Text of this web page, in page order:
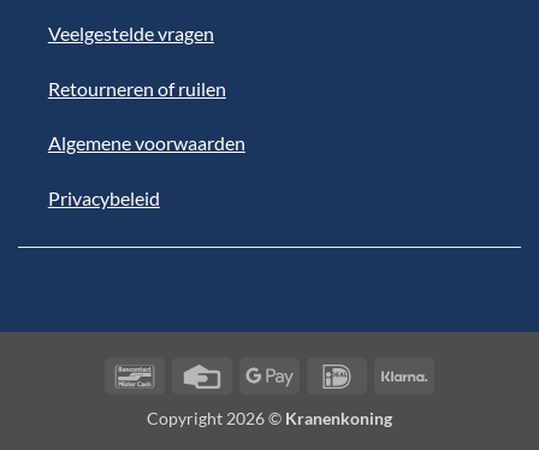
Veelgestelde vragen
Retourneren of ruilen
Algemene voorwaarden
Privacybeleid
BancontactCredit
Google
IDeal
Copyright 2026 © Kranenkoning